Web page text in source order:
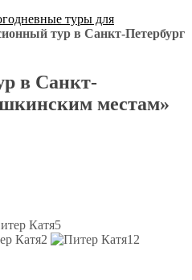
туры для
тур в Санкт-Петербург
в Санкт-
местам»